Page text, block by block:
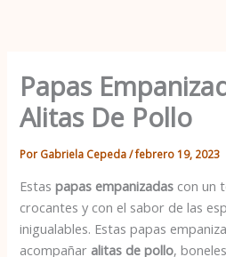
Papas
Alitas De Pollo
Por Gabriela Cepeda/febrero 19, 2023
Estaspapas empanizadas con un
crocantes y con el sabor de las
inigualables. Estas papas
acompañar alitas de pollo,